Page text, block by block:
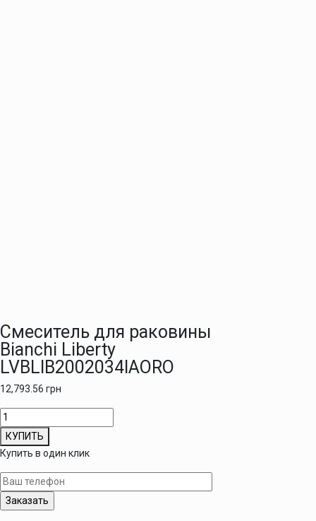
Смеситель для раковины
Bianchi Liberty
LVBLIB2002034IAORO
12,793.56 грн
Количество
товара
Смеситель
для
раковины
Bianchi
Liberty
КУПИТЬ
Купить в один клик